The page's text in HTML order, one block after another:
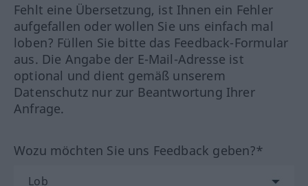
Fehlt eine Übersetzung, ist Ihnen ein Fehler
aufgefallen oder wollen Sie uns einfach mal
loben? Füllen Sie bitte das Feedback-Formular
aus. Die Angabe der E-Mail-Adresse ist
optional und dient gemäß unserem
Datenschutz nur zur Beantwortung Ihrer
Anfrage.
Wozu möchten Sie uns Feedback geben?*